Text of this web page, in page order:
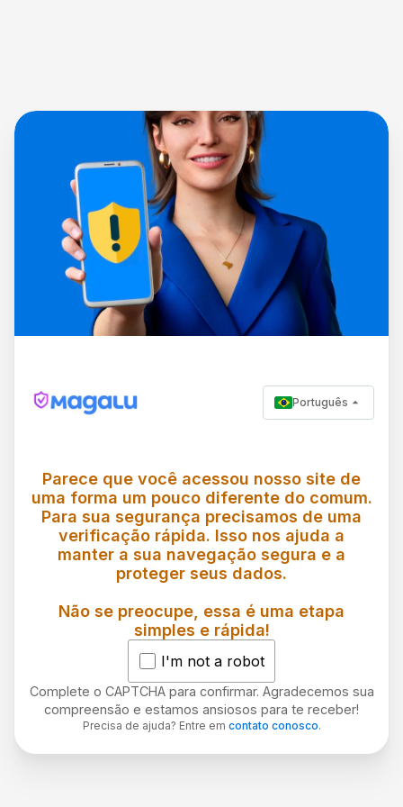
Português
Parece que você acessou nosso site de
uma forma um pouco diferente do comum.
Para sua segurança precisamos de uma
verificação rápida. Isso nos ajuda a
manter a sua navegação segura e a
proteger seus dados.
Não se preocupe, essa é uma etapa
simples e rápida!
I'm not a robot
Complete o CAPTCHA para confirmar. Agradecemos sua
compreensão e estamos ansiosos para te receber!
Precisa de ajuda? Entre em contato conosco.